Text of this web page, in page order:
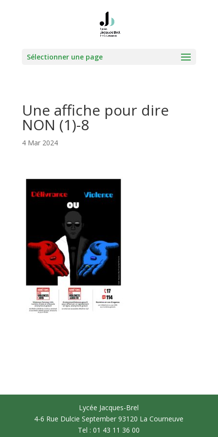
Sélectionner une page
Une affiche pour dire
NON (1)-8
4 Mar 2024
Lycée Jacques-Brel
4-6 Rue Dulcie September 93120 La Courneuve
Tel : 01 43 11 36 00